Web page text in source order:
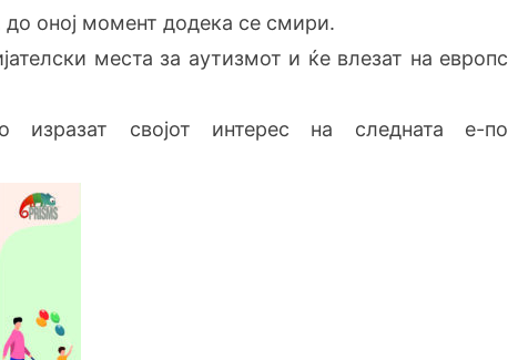
оној момент додека се смири.
места за аутизмот и ќе влезат на
својот интерес на следната е-